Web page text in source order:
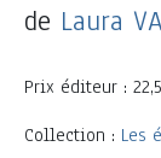
de Laura
Prix éditeur :
Collection : Les